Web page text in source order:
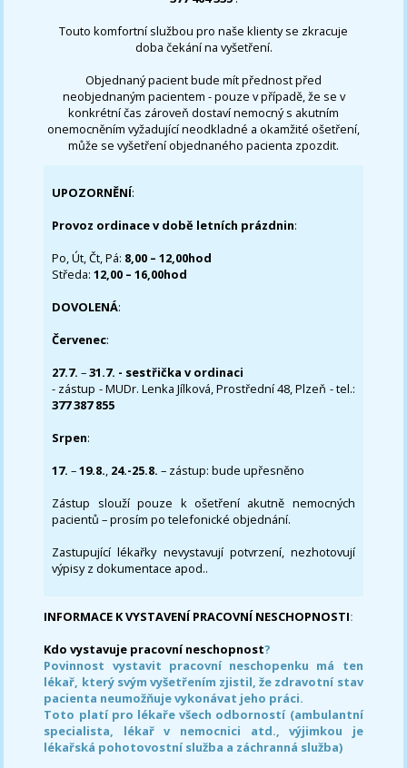
Touto komfortní službou pro naše klienty se zkracuje
doba čekání na vyšetření.
Objednaný pacient bude mít přednost před
neobjednaným pacientem - pouze v případě, že se v
konkrétní čas zároveň dostaví nemocný s akutním
onemocněním vyžadující neodkladné a okamžité ošetření,
může se vyšetření objednaného pacienta zpozdit.
UPOZORNĚNÍ:
Provoz ordinace v době letních prázdnin:
Po, Út, Čt, Pá: 8,00 – 12,00hod
Středa:12,00 – 16,00hod
DOVOLENÁ:
Červenec:
27.7.–31.7. - sestřička v ordinaci
- zástup - MUDr. Lenka Jílková, Prostřední 48, Plzeň - tel.:
377 387 855
Srpen:
17. –19.8., 24.-25.8. – zástup: bude upřesněno
Zástup slouží pouze k ošetření akutně nemocných
pacientů – prosím po telefonické objednání.
Zastupující lékařky nevystavují potvrzení, nezhotovují
výpisy z dokumentace apod..
INFORMACE K VYSTAVENÍ PRACOVNÍ NESCHOPNOSTI:
Kdo vystavuje pracovní neschopnost?
Povinnost vystavit pracovní neschopenku má ten
lékař, který svým vyšetřením zjistil, že zdravotní stav
pacienta neumožňuje vykonávat jeho práci.
Toto platí pro lékaře všech odborností (ambulantní
specialista, lékař v nemocnici atd., výjimkou je
lékařská pohotovostní služba a záchranná služba)